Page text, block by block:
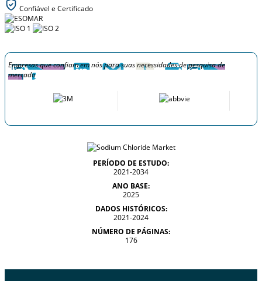
Confiável e Certificado
Empresas que confiam em nós para suas necessidades de pesquisa de
mercado
PERÍODO DE ESTUDO:
2021-2034
ANO BASE:
2025
DADOS HISTÓRICOS:
2021-2024
NÚMERO DE PÁGINAS:
176